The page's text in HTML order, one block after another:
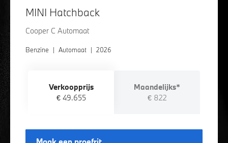
MINI Hatchback
Cooper C Automaat
Benzine | Automaat | 2026
Verkoopprijs
€ 49.655
Maandelijks*
€ 822